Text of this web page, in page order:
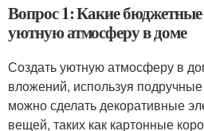
Вопрос 1: Какие бюджетные
уютную атмосферу в доме
Создать уютную атмосферу в
вложений, используя
можно сделать декоративные
вещей, таких как картонные